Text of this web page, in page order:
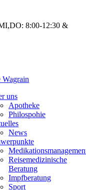
8:00-12:30 &
uns
Apotheke
Philospohie
News
Reisemedizinische
Beratung
Impfberatung
Sport